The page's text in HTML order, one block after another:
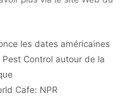
les dates américaines
Control autour de la
Cafe: NPR